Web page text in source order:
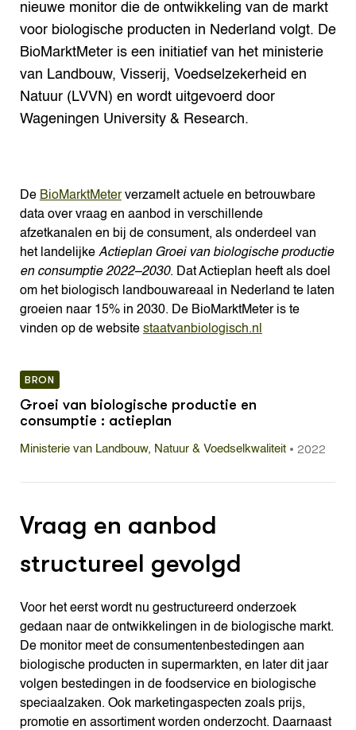
nieuwe monitor die de ontwikkeling van de markt
voor biologische producten in Nederland volgt. De
BioMarktMeter is een initiatief van het ministerie
van Landbouw, Visserij, Voedselzekerheid en
Natuur (LVVN) en wordt uitgevoerd door
Wageningen University & Research.
De BioMarktMeterverzamelt actuele en betrouwbare
data over vraag en aanbod in verschillende
afzetkanalen en bij de consument, als onderdeel van
het landelijkeActieplan Groei van biologische productie
en consumptie 2022–2030. Dat Actieplan heeft als doel
om het biologisch landbouwareaal in Nederland te laten
groeien naar 15% in 2030. De BioMarktMeter is te
vinden op de website staatvanbiologisch.nl
BRON
Groei van biologische productie en
consumptie : actieplan
Ministerie van Landbouw, Natuur & Voedselkwaliteit• 2022
Vraag en aanbod
structureel gevolgd
Voor het eerst wordt nu gestructureerd onderzoek
gedaan naar de ontwikkelingen in de biologische markt.
De monitor meet de consumentenbestedingen aan
biologische producten in supermarkten, en later dit jaar
volgen bestedingen in de foodservice en biologische
speciaalzaken. Ook marketingaspecten zoals prijs,
promotie en assortiment worden onderzocht. Daarnaast